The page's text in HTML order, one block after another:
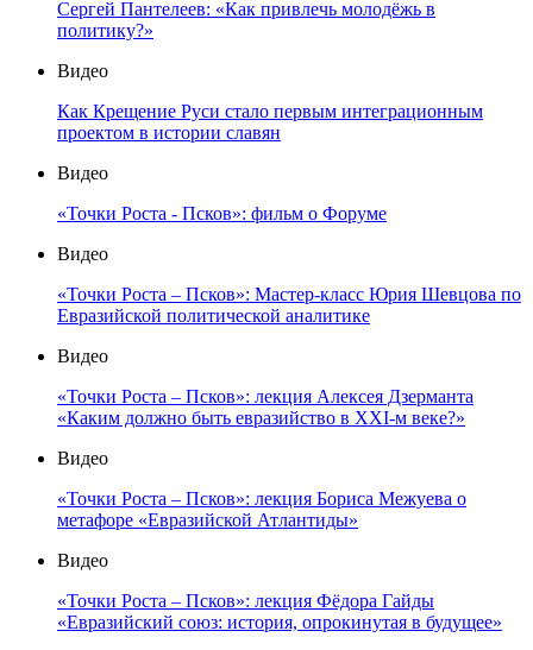
Сергей Пантелеев: «Как привлечь молодёжь в
политику?»
Видео
Как Крещение Руси стало первым интеграционным
проектом в истории славян
Видео
«Точки Роста - Псков»: фильм о Форуме
Видео
«Точки Роста – Псков»: Мастер-класс Юрия Шевцова по
Евразийской политической аналитике
Видео
«Точки Роста – Псков»: лекция Алексея Дзерманта
«Каким должно быть евразийство в XXI-м веке?»
Видео
«Точки Роста – Псков»: лекция Бориса Межуева о
метафоре «Евразийской Атлантиды»
Видео
«Точки Роста – Псков»: лекция Фёдора Гайды
«Евразийский союз: история, опрокинутая в будущее»